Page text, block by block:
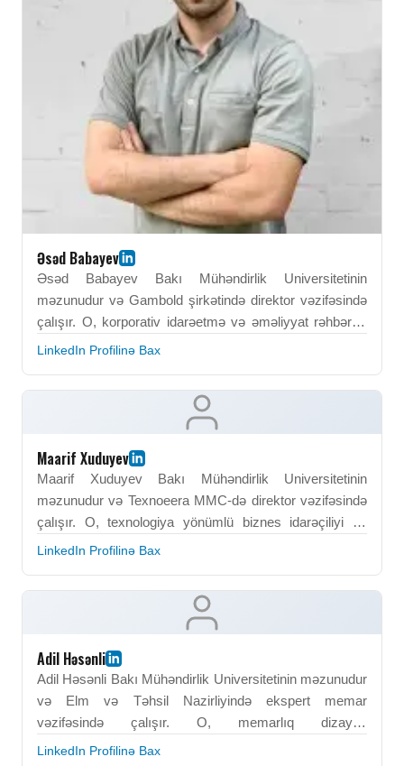
Əsəd Babayev
Əsəd Babayev Bakı Mühəndirlik Universitetinin
məzunudur və Gambold şirkətində direktor vəzifəsində
çalışır. O, korporativ idarəetmə və əməliyyat rəhbərliyi
sahəsində güclü təcrübəyə malikdir. Onun peşəkar
artırılmasına yönəlib. Asad Babayev biznes
əməliyyatlarına nəzarət edir və performansın
yaxşılaşdırılması təşəbbüslərinə rəhbərlik edir. BEU-da
əldə etdiyi liderlik və idarəetmə bacarıqları onun peşəkar
effektivliyinin əsasını təşkil edir. O, nəticəyönümlü icraçı
kimi tanınır.
LinkedIn Profilinə Bax
Maarif Xuduyev
Maarif Xuduyev Bakı Mühəndirlik Universitetinin
məzunudur və Texnoeera MMC-də direktor vəzifəsində
çalışır. O, texnologiya yönümlü biznes idarəçiliyi və
əməliyyat nəzarəti sahəsində ixtisaslaşıb. Onun
proseslərin optimallaşdırılmasına fokuslanır. Maarif
Xuduyev şirkətin texniki və kommersiya imkanlarının
genişləndirilməsində əsas rol oynayır. BEU-da əldə
etdiyi mühəndislik və idarəetmə əsasları onun liderlik
rolunu dəstəkləyir. O, texnologiya sektorunda seçilən
mütəxəssislərdən biridir.
LinkedIn Profilinə Bax
Adil Həsənli
Adil Həsənli Bakı Mühəndirlik Universitetinin məzunudur
və Elm və Təhsil Nazirliyində ekspert memar
vəzifəsində çalışır. O, memarlıq dizaynı,
infrastrukturların inkişafı və dövlət sektoruna aid
LinkedIn Profilinə Bax